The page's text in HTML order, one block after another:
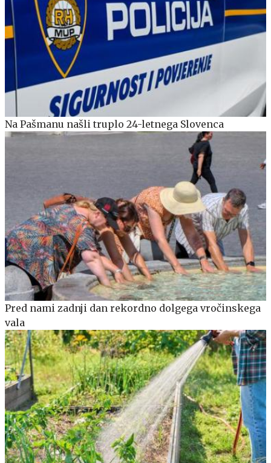
Na Pašmanu našli truplo 24-letnega Slovenca
Pred nami zadnji dan rekordno dolgega vročinskega
vala